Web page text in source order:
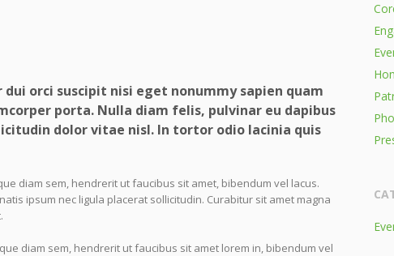
orci suscipit nisi eget nonummy sapien quam
porta. Nulla diam felis, pulvinar eu dapibus
dolor vitae nisl. In tortor odio lacinia quis
diam sem, hendrerit ut faucibus sit amet, bibendum vel lacus.
ipsum nec ligula placerat sollicitudin. Curabitur sit amet magna
diam sem, hendrerit ut faucibus sit amet lorem in, bibendum vel